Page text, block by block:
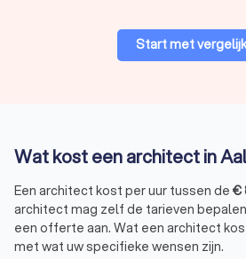
Start met
Wat kost een architect in
Een architect kost per uur tussen de €
architect mag zelf de tarieven
een offerte aan. Wat een architect
met wat uw specifieke wensen zijn.